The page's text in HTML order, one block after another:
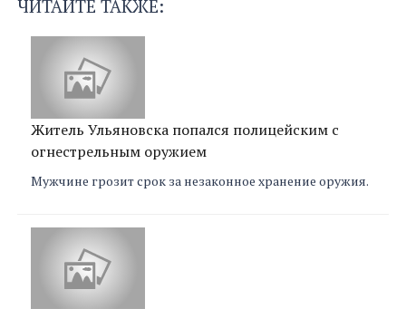
ЧИТАЙТЕ ТАКЖЕ:
Житель Ульяновска попался полицейским с
огнестрельным оружием
Мужчине грозит срок за незаконное хранение оружия.